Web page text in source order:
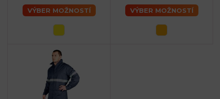
VÝBER MOŽNOSTÍ VÝBER MOŽNOSTÍ